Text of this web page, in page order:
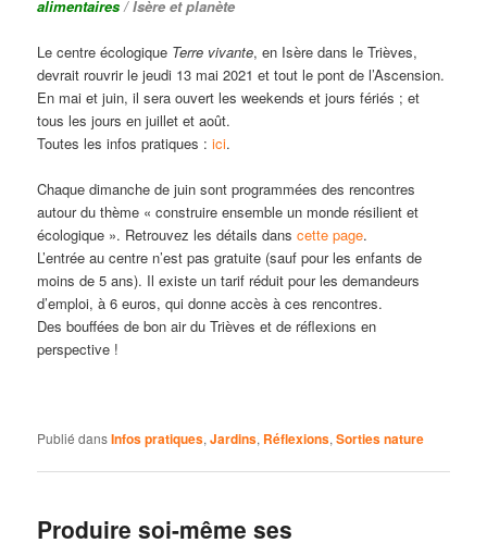
alimentaires / Isère et planète
Le centre écologique Terre vivante, en Isère dans le Trièves,
devrait rouvrir le jeudi 13 mai 2021 et tout le pont de l’Ascension.
En mai et juin, il sera ouvert les weekends et jours fériés ; et
tous les jours en juillet et août.
Toutes les infos pratiques :ici.
Chaque dimanche de juin sont programmées des rencontres
autour du thème « construire ensemble un monde résilient et
écologique ». Retrouvez les détails danscette page.
L’entrée au centre n’est pas gratuite (sauf pour les enfants de
moins de 5 ans). Il existe un tarif réduit pour les demandeurs
d’emploi, à 6 euros, qui donne accès à ces rencontres.
Des bouffées de bon air du Trièves et de réflexions en
perspective !
Publié dansInfos pratiques,Jardins, Réflexions,Sorties nature
Produire soi-même ses